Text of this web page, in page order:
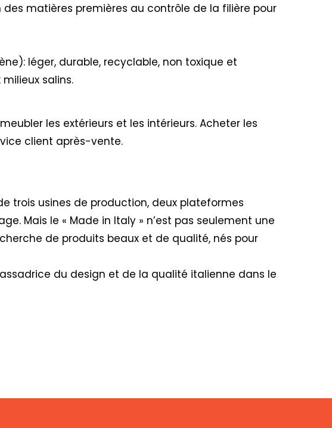
matières premières au contrôle de la filière pour
léger, durable, recyclable, non toxique et
salins.
les extérieurs et les intérieurs. Acheter les
client après-vente.
trois usines de production, deux plateformes
Mais le « Made in Italy » n’est pas seulement une
de produits beaux et de qualité, nés pour
du design et de la qualité italienne dans le